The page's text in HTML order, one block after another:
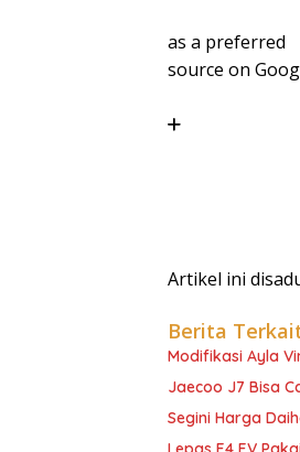
as a preferred
source on
Artikel ini
Berita
Modifikasi Ayla
Jaecoo J7 Bisa
Segini Harga